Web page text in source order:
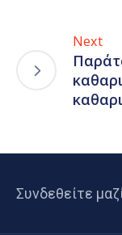
Next
Συνδεθείτε